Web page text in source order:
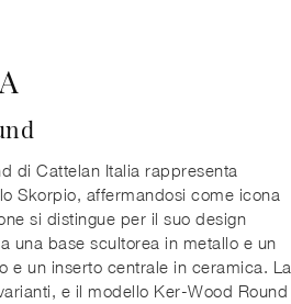
di Cattelan Italia rappresenta
Skorpio, affermandosi come icona
si distingue per il suo design
una base scultorea in metallo e un
e un inserto centrale in ceramica. La
e il modello Ker-Wood Round